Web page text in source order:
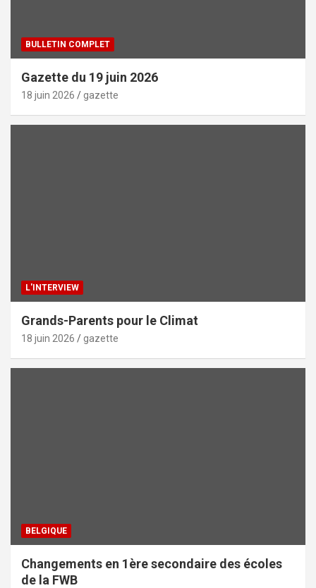
BULLETIN COMPLET
Gazette du 19 juin 2026
18 juin 2026 gazette
L'INTERVIEW
Grands-Parents pour le Climat
18 juin 2026 gazette
BELGIQUE
Changements en 1ère secondaire des écoles
de la FWB